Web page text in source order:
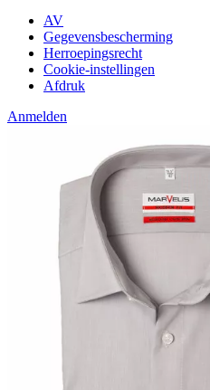
AV
Gegevensbescherming
Herroepingsrecht
Cookie-instellingen
Afdruk
Anmelden